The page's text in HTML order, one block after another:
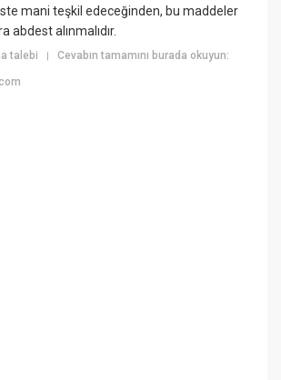
mani teşkil edeceğinden, bu maddeler
abdest alınmalıdır.
talebi |Cevabın tamamını burada okuyun: